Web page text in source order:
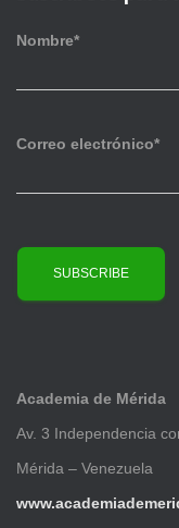
v
Nombre*
Correo electrónico*
Academia de Mérida
Av. 3 Independencia
Mérida – Venezuela